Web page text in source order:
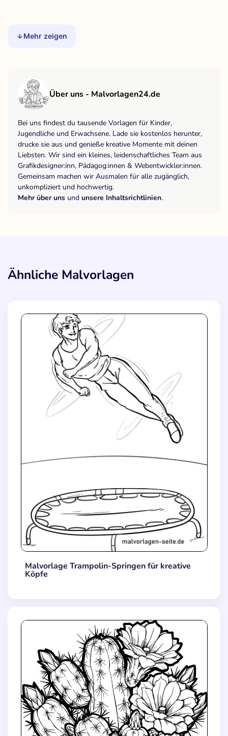
Mehr zeigen
Über uns - Malvorlagen24.de
Bei uns findest du tausende Vorlagen für Kinder,
Jugendliche und Erwachsene. Lade sie kostenlos herunter,
drucke sie aus und genieße kreative Momente mit deinen
Liebsten. Wir sind ein kleines, leidenschaftliches Team aus
Grafikdesigner:inn, Pädagog:innen & Webentwickler:innen.
Gemeinsam machen wir Ausmalen für alle zugänglich,
unkompliziert und hochwertig.
Mehr über uns und unsere Inhaltsrichtlinien.
Ähnliche Malvorlagen
Malvorlage Trampolin-Springen für kreative
Köpfe